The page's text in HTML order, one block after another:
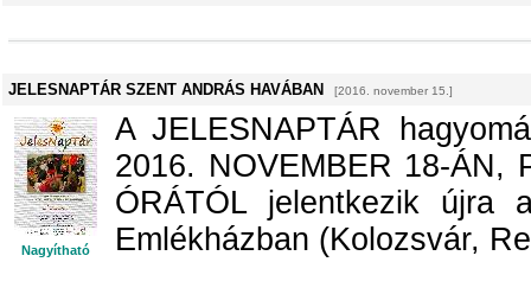
JELESNAPTÁR SZENT ANDRÁS HAVÁBAN [2016. november 15.]
Nagyítható
A JELESNAPTÁR
2016. NOVEMBER 18-ÁN,
ÓRÁTÓL jelentkezik újra
Emlékházban (Kolozsvár,